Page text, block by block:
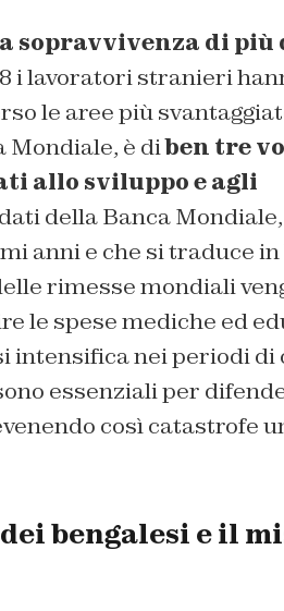
sopravvivenza di più
i lavoratori stranieri
le aree più
Mondiale, è diben tre
allo sviluppo e agli
della Banca
anni e che si traduce
rimesse mondiali
le spese mediche ed
intensifica nei periodi di
essenziali per
così catastrofe
bengalesi e il